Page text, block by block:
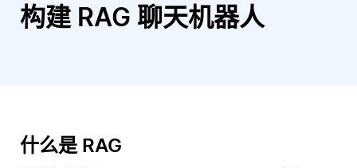
构建 RAG 聊天机器人
什么是 RAG